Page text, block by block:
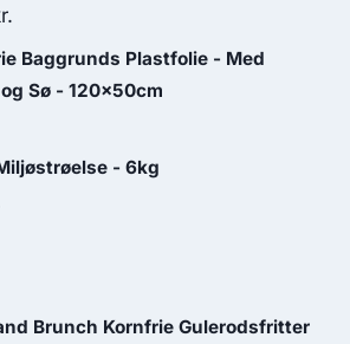
Baggrunds Plastfolie - Med
Sø - 120x50cm
- 6kg
Brunch Kornfrie Gulerodsfritter